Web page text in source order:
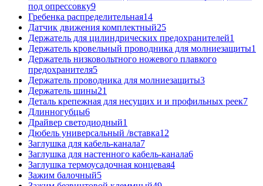
под опрессовку9
Гребенка распределительная14
Датчик движения комплектный25
Держатель для цилиндрических предохранителей1
Держатель кровельный проводника для молниезащиты1
Держатель низковольтного ножевого плавкого
предохранителя5
Держатель проводника для молниезащиты3
Держатель шины21
Деталь крепежная для несущих и и профильных реек7
Длинногубцы6
Драйвер светодиодный1
Дюбель универсальный /вставка12
Заглушка для кабель-канала7
Заглушка для настенного кабель-канала6
Заглушка термоусадочная концевая4
Зажим балочный5